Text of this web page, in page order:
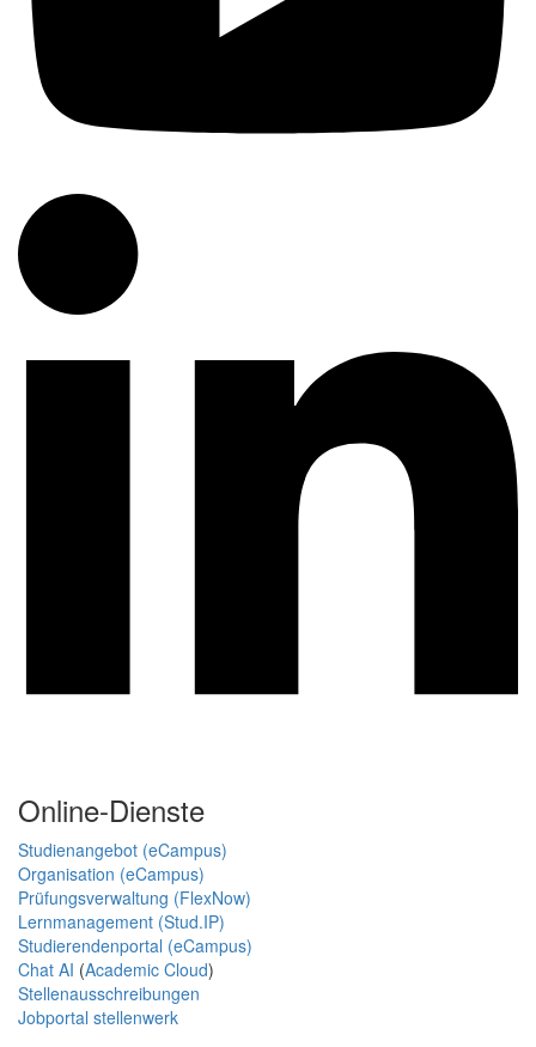
Online-Dienste
Studienangebot (eCampus)
Organisation (eCampus)
Prüfungsverwaltung (FlexNow)
Lernmanagement (Stud.IP)
Studierendenportal (eCampus)
Chat AI (Academic Cloud)
Stellenausschreibungen
Jobportal stellenwerk